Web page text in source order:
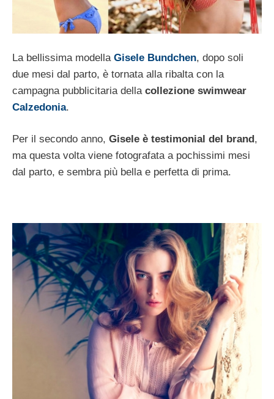
La bellissima modella Gisele Bundchen, dopo soli
due mesi dal parto, è tornata alla ribalta con la
campagna pubblicitaria della collezione swimwear
Calzedonia.
Per il secondo anno, Gisele è testimonial del brand,
ma questa volta viene fotografata a pochissimi mesi
dal parto, e sembra più bella e perfetta di prima.